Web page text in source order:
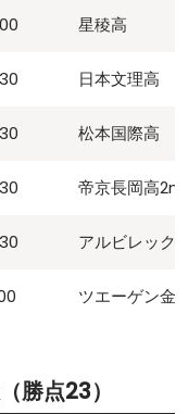
星稜高
日本文理高
松本国際高
帝京長岡高2nd
アルビレック
ツエーゲン金
勝点23）